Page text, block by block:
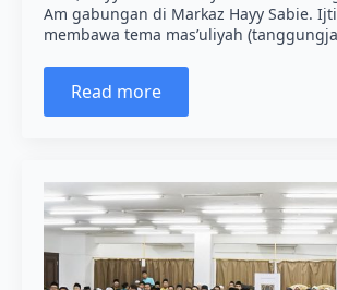
Am gabungan di Markaz Hayy Sabie.
membawa tema mas’uliyah
Read more